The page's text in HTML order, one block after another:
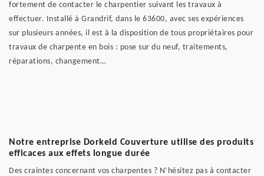
fortement de contacter le charpentier suivant les travaux à
effectuer. Installé à Grandrif, dans le 63600, avec ses expériences
sur plusieurs années, il est à la disposition de tous propriétaires pour
travaux de charpente en bois : pose sur du neuf, traitements,
réparations, changement…
Notre entreprise Dorkeld Couverture utilise des produits
efficaces aux effets longue durée
Des craintes concernant vos charpentes ? N’hésitez pas à contacter